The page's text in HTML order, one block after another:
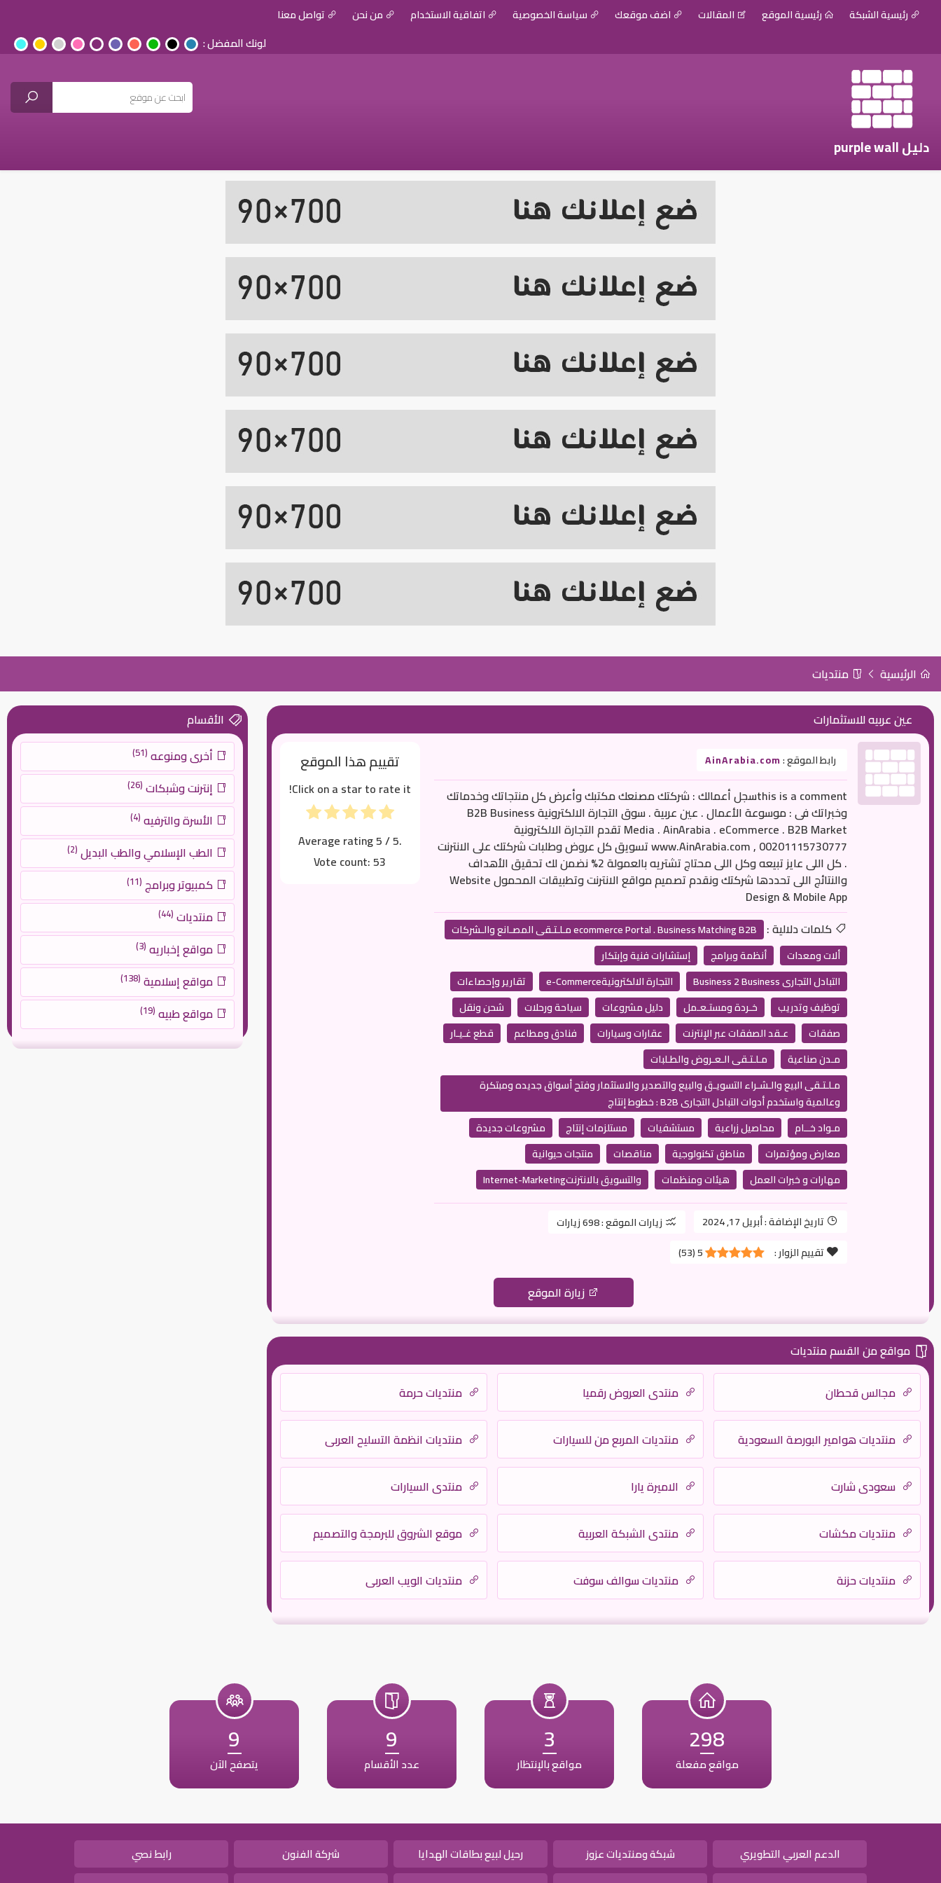
رئيسية الشبكة رئيسية الموقع المقالات اضف موقعك سياسة الخصوصية اتفاقية الاستخدام من نحن تواصل معنا
لونك المفضل :
دليل purple wall
الرئيسية منتديات
عين عربيه للاستثمارات
رابط الموقع :AinArabia.com
this is a commentسجل أعمالك : شركتك مصنعك مكتبك وأعرض كل منتجاتك وخدماتك
وخبراتك فى : موسوعة الأعمال . عين عربية . سوق التجارة الالكترونية B2B Business
Media . AinArabia . eCommerce . B2B Market تقدم التجارة الالكترونية
www.AinArabia.com , 00201115730777 تسويق كل عروض وطلبات شركتك على الانترنت
. كل اللى عايز تبيعه وكل اللى محتاج تشتريه بالعمولة 2% نضمن لك تحقيق الأهداف
والنتائج اللى تحددها شركتك ونقدم تصميم مواقع الانترنت وتطبيقات المحمول Website
Design & Mobile App
كلمات دلالية :
ecommerce Portal . Business Matching B2B مـلـتـقى المصـانع والـشركات
ألات ومعدات
أنظمة وبرامج
إستشارات فنية وإبتكار
التبادل التجارى Business 2 Business
التجارة الالكترونيةe-Commerce
تقارير وإحصاءات
توظيف وتدريب
خـردة ومستـعـمل دليل مشروعات سياحة ورحلات
شحن ونقل
صفقات
عـقد الصفقات عبر الإنترنت عقارات وسيارات فنادق ومطاعم
قطع غـيـار
مـدن صناعية
مـلـتـقى الـعـروض والطـلبات
مـلـتـقى البيع والـشـراء التسويـق والبيع والتصدير والاستثمار وفتح أسواق جديده ومبتكرة
وعالمية واستخدم أدوات التبادل التجارى B2B : خطوط إنتاج
مـواد خــام
محاصيل زراعية مستشفيات مستلزمات إنتاج
مشروعات جديدة
معارض ومؤتمرات
مناطق تكنولوجية مناقصات
منتجات حيوانية
مهارات و خبرات العمل
هيئات ومنظمات والتسويق بالانترنتInternet-Marketing
تاريخ الإضافة :أبريل 17, 2024 زيارات الموقع :698 زيارات
تقييم الزوار :
5
(
53
)
تقييم هذا الموقع
Click on a star to rate it!
Average rating5/ 5.
Vote count:53
زيارة الموقع
مواقع من القسم منتديات
مجالس قحطان
منتدى العروض رقميا منتديات حرمة
منتديات هوامير البورصة السعودية منتديات المربع من للسيارات منتديات انظمة التسليح العربي
سعودي شارت الاميرة يارا منتدى السيارات
منتديات مكشات منتدى الشبكة العربية موقع الشروق للبرمجة والتصميم
منتديات حزنة منتديات سوالف سوفت منتديات الويب العربي
الأقسام
أخرى ومنوعه (51)
إنترنت وشبكات (26)
الأسرة والترفيه (4)
الطب الإسلامي والطب البديل (2)
كمبيوتر وبرامج (11)
منتديات (44)
مواقع إخباريه (3)
مواقع إسلامية (138)
مواقع طبيه (19)
298
مواقع مفعلة
3
مواقع بالإنتظار
9
عدد الأقسام
9
يتصفح الآن
الدعم العربي التطويري شبكة ومنتديات عزوز رحيل لبيع بطاقات الهدايا شركة الفنون
رابط نصي